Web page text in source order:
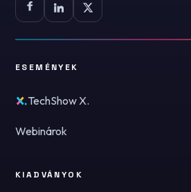
ESEMÉNYEK
TechShow X.
Webinárok
KIADVÁNYOK